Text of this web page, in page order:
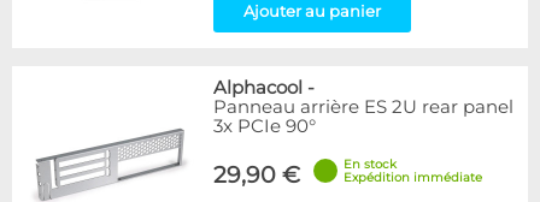
Ajouter au panier
Alphacool -
Panneau arrière ES 2U rear panel
3x PCIe 90°
29,90 €
En stock
Expédition immédiate